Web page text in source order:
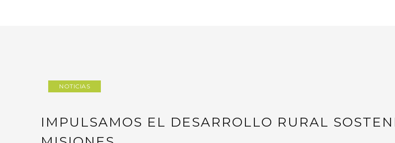
NOTICIAS
IMPULSAMOS EL DESARROLLO RURAL